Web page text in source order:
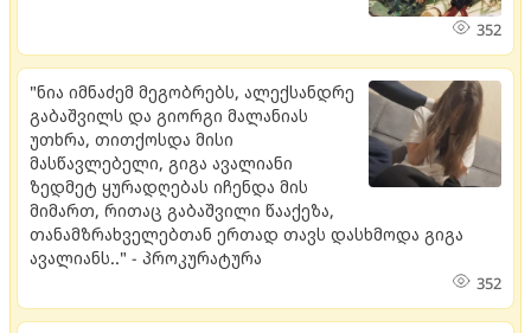
352
"ნია იმნაძემ მეგობრებს, ალექსანდრე
გაბაშვილს და გიორგი მალანიას
უთხრა, თითქოსდა მისი
მასწავლებელი, გიგა ავალიანი
ზედმეტ ყურადღებას იჩენდა მის
მიმართ, რითაც გაბაშვილი წააქეზა,
თანამზრახველებთან ერთად თავს დასხმოდა გიგა
ავალიანს.." - პროკურატურა
352